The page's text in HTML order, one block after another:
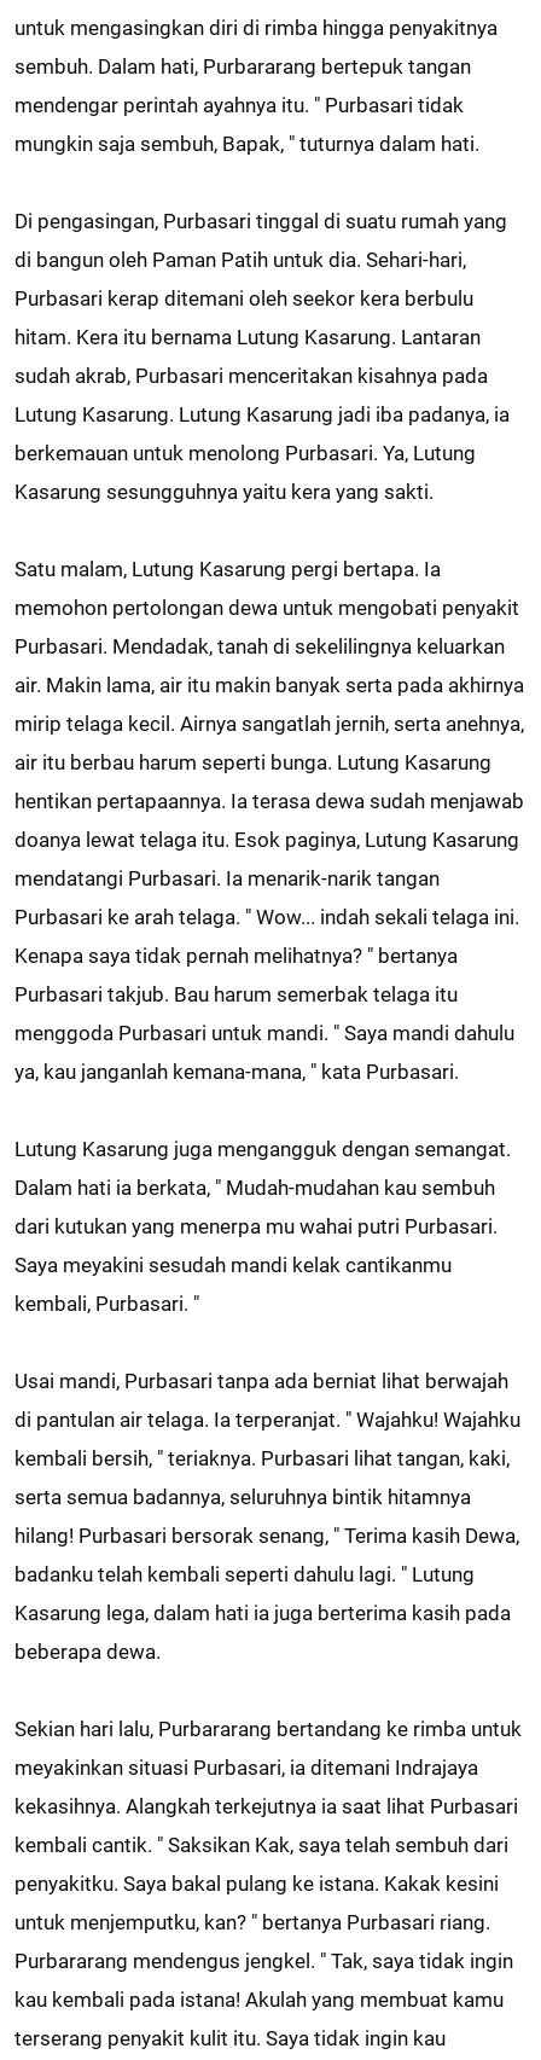
untuk mengasingkan diri di rimba hingga penyakitnya
sembuh. Dalam hati, Purbararang bertepuk tangan
mendengar perintah ayahnya itu. " Purbasari tidak
mungkin saja sembuh, Bapak, " tuturnya dalam hati.
Di pengasingan, Purbasari tinggal di suatu rumah yang
di bangun oleh Paman Patih untuk dia. Sehari-hari,
Purbasari kerap ditemani oleh seekor kera berbulu
hitam. Kera itu bernama Lutung Kasarung. Lantaran
sudah akrab, Purbasari menceritakan kisahnya pada
Lutung Kasarung. Lutung Kasarung jadi iba padanya, ia
berkemauan untuk menolong Purbasari. Ya, Lutung
Kasarung sesungguhnya yaitu kera yang sakti.
Satu malam, Lutung Kasarung pergi bertapa. Ia
memohon pertolongan dewa untuk mengobati penyakit
Purbasari. Mendadak, tanah di sekelilingnya keluarkan
air. Makin lama, air itu makin banyak serta pada akhirnya
mirip telaga kecil. Airnya sangatlah jernih, serta anehnya,
air itu berbau harum seperti bunga. Lutung Kasarung
hentikan pertapaannya. Ia terasa dewa sudah menjawab
doanya lewat telaga itu. Esok paginya, Lutung Kasarung
mendatangi Purbasari. Ia menarik-narik tangan
Purbasari ke arah telaga. " Wow... indah sekali telaga ini.
Kenapa saya tidak pernah melihatnya? " bertanya
Purbasari takjub. Bau harum semerbak telaga itu
menggoda Purbasari untuk mandi. " Saya mandi dahulu
ya, kau janganlah kemana-mana, " kata Purbasari.
Lutung Kasarung juga mengangguk dengan semangat.
Dalam hati ia berkata, " Mudah-mudahan kau sembuh
dari kutukan yang menerpa mu wahai putri Purbasari.
Saya meyakini sesudah mandi kelak cantikanmu
kembali, Purbasari. "
Usai mandi, Purbasari tanpa ada berniat lihat berwajah
di pantulan air telaga. Ia terperanjat. " Wajahku! Wajahku
kembali bersih, " teriaknya. Purbasari lihat tangan, kaki,
serta semua badannya, seluruhnya bintik hitamnya
hilang! Purbasari bersorak senang, " Terima kasih Dewa,
badanku telah kembali seperti dahulu lagi. " Lutung
Kasarung lega, dalam hati ia juga berterima kasih pada
beberapa dewa.
Sekian hari lalu, Purbararang bertandang ke rimba untuk
meyakinkan situasi Purbasari, ia ditemani Indrajaya
kekasihnya. Alangkah terkejutnya ia saat lihat Purbasari
kembali cantik. " Saksikan Kak, saya telah sembuh dari
penyakitku. Saya bakal pulang ke istana. Kakak kesini
untuk menjemputku, kan? " bertanya Purbasari riang.
Purbararang mendengus jengkel. " Tak, saya tidak ingin
kau kembali pada istana! Akulah yang membuat kamu
terserang penyakit kulit itu. Saya tidak ingin kau